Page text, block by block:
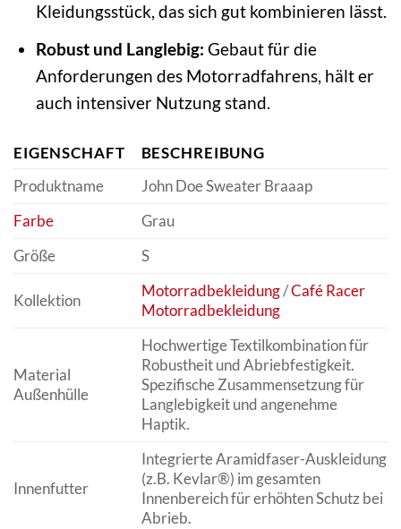
Kleidungsstück, das sich gut kombinieren lässt.
Robust und Langlebig: Gebaut für die
Anforderungen des Motorradfahrens, hält er
auch intensiver Nutzung stand.
EIGENSCHAFT
BESCHREIBUNG
Produktname
John Doe Sweater Braaap
Farbe
Grau
Größe
S
Kollektion
Motorradbekleidung/Café Racer
Motorradbekleidung
Material
Außenhülle
Hochwertige Textilkombination für
Robustheit und Abriebfestigkeit.
Spezifische Zusammensetzung für
Langlebigkeit und angenehme
Haptik.
Innenfutter
Integrierte Aramidfaser-Auskleidung
(z.B. Kevlar®) im gesamten
Innenbereich für erhöhten Schutz bei
Abrieb.